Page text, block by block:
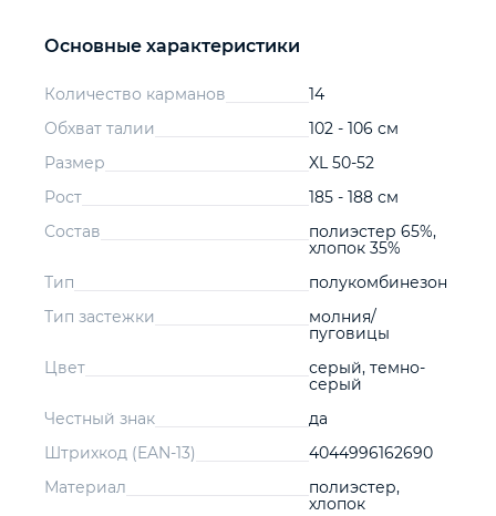
Основные характеристики
Количество карманов
14
Обхват талии
102 - 106 см
Размер
XL 50-52
Рост
185 - 188 см
Состав
полиэстер 65%,
хлопок 35%
Тип
полукомбинезон
Тип застежки
молния/
пуговицы
Цвет
серый, темно-
серый
Честный знак
да
Штрихкод (EAN-13)
4044996162690
Материал
полиэстер,
хлопок